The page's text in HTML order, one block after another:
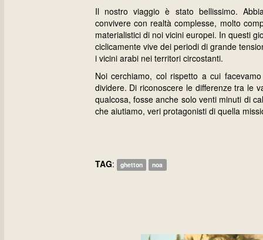
Il nostro viaggio è stato bellissimo.
convivere con realtà complesse, molto
materialistici di noi vicini europei. In questi
ciclicamente vive dei periodi di grande
i vicini arabi nei territori circostanti.
Noi cerchiamo, col rispetto a cui
dividere. Di riconoscere le differenze tra le
qualcosa, fosse anche solo venti minuti di
che aiutiamo, veri protagonisti di quella
TAG: ghetton noa